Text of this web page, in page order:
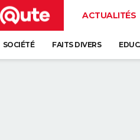
ACTUALITÉS
SOCIÉTÉ FAITS DIVERS